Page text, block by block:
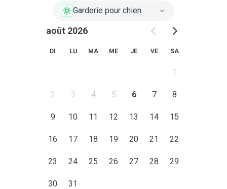
Garderie pour chien
août 2026
DI LU MA ME JE VE SA
1
2 3 4 5 6 7 8
9 10 11 12 13 14 15
16 17 18 19 20 21 22
23 24 25 26 27 28 29
30 31